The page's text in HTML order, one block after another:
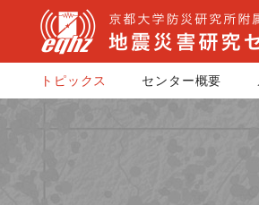
トピックス センター概要